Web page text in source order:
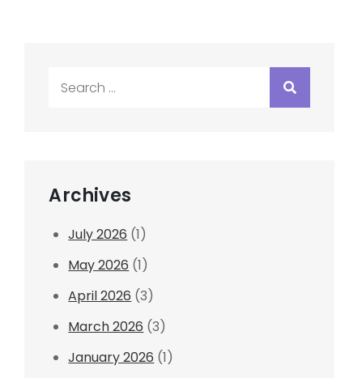
Archives
July 2026 (1)
May 2026 (1)
April 2026 (3)
March 2026 (3)
January 2026 (1)